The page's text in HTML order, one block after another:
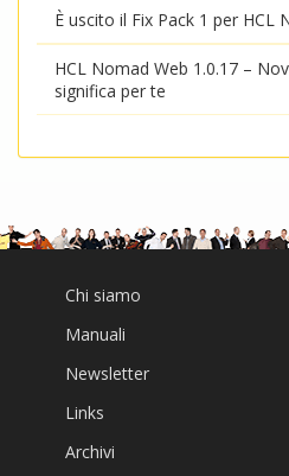
È uscito il Fix Pack 1 per HCL
HCL Nomad Web 1.0.17 –
significa per te
Chi siamo
Manuali
Newsletter
Links
Archivi